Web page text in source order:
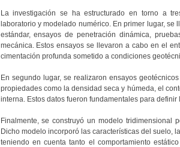
La investigación se ha estructurado en torno a
laboratorio y modelado numérico. En primer lugar, se
estándar, ensayos de penetración dinámica,
mecánica. Estos ensayos se llevaron a cabo en el
cimentación profunda sometido a condiciones
En segundo lugar, se realizaron ensayos
propiedades como la densidad seca y húmeda, el
interna. Estos datos fueron fundamentales para
Finalmente, se construyó un modelo tridimensional
Dicho modelo incorporó las características del suelo,
teniendo en cuenta tanto el comportamiento